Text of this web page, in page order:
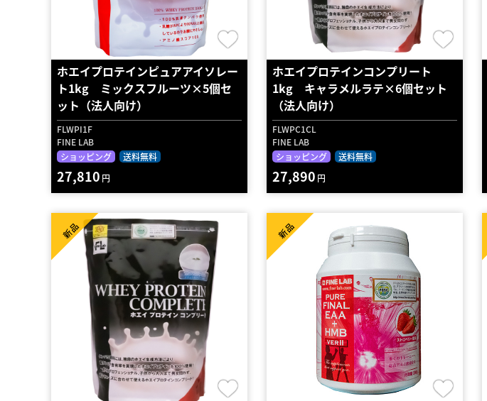
ホエイプロテインピュアアイソレー
ト1kg ミックスフルーツ×5個セ
ット（法人向け）
FLWPI1F
FINE LAB
ショッピング
送料無料
27,810 円
ホエイプロテインコンプリート
1kg キャラメルラテ×6個セット
（法人向け）
FLWPC1CL
FINE LAB
ショッピング
送料無料
27,890 円
新品 新品